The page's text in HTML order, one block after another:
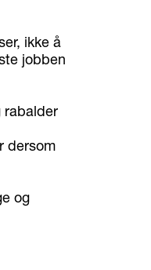
ikke å
jobben
rabalder
dersom
og